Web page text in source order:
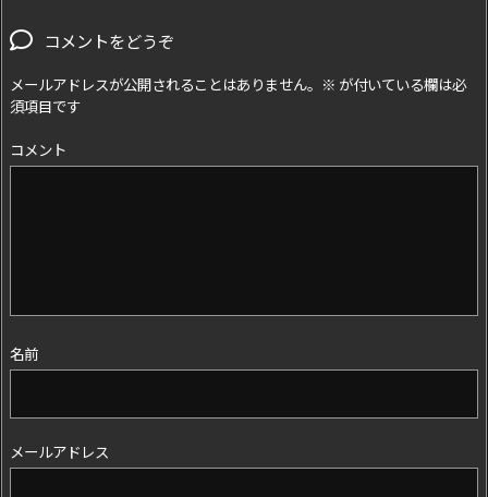
コメントをどうぞ
メールアドレスが公開されることはありません。 ※ が付いている欄は必
須項目です
コメント
名前
メールアドレス